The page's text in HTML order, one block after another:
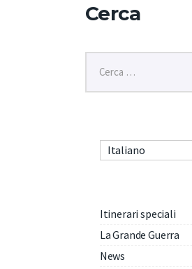
Cerca
Italiano
Itinerari speciali
La Grande Guerra
News